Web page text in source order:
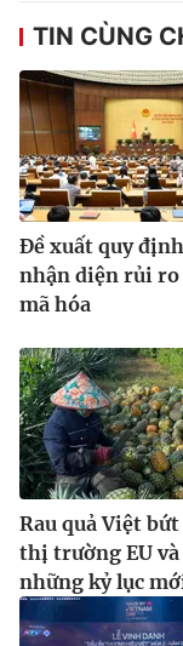
Email:
Liên hệ quảng cáo:
® Cấm sao chép
thuận bằng văn
thông tin từ website
TIN CÙNG
Ðề xuất quy
nhận diện rủi ro
mã hóa
Rau quả Việt
thị trường EU và
những kỷ lục